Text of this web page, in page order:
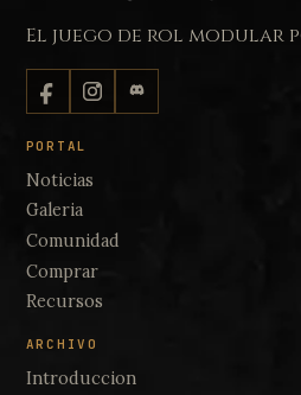
El juego de rol modular
PORTAL
Noticias
Galeria
Comunidad
Comprar
Recursos
ARCHIVO
Introduccion